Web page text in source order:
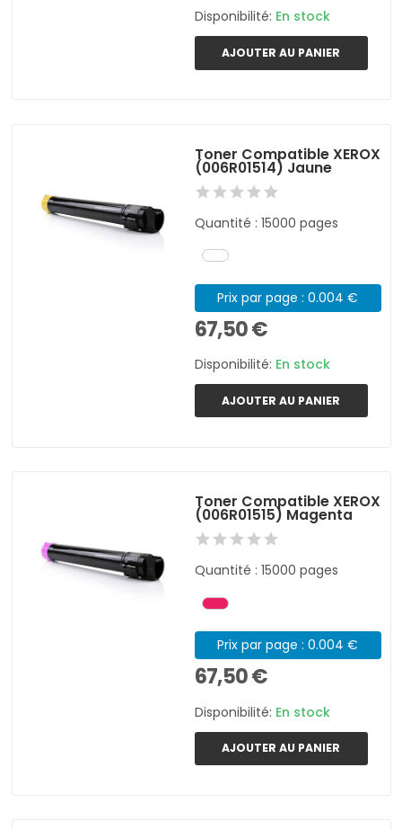
Disponibilité: En stock
AJOUTER AU PANIER
Toner Compatible XEROX
(006R01514) Jaune
Quantité : 15000 pages
Prix par page : 0.004 €
67,50 €
Disponibilité: En stock
AJOUTER AU PANIER
Toner Compatible XEROX
(006R01515) Magenta
Quantité : 15000 pages
Prix par page : 0.004 €
67,50 €
Disponibilité: En stock
AJOUTER AU PANIER